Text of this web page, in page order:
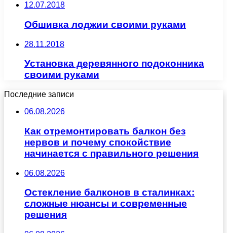
12.07.2018
Обшивка лоджии своими руками
28.11.2018
Установка деревянного подоконника
своими руками
Последние записи
06.08.2026
Как отремонтировать балкон без
нервов и почему спокойствие
начинается с правильного решения
06.08.2026
Остекление балконов в сталинках:
сложные нюансы и современные
решения